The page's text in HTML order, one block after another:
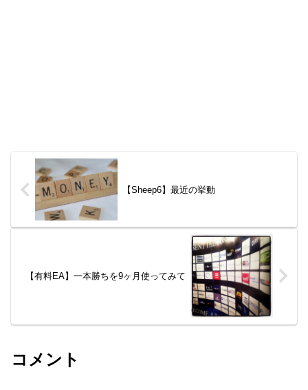
【Sheep6】最近の挙動
【有料EA】一本勝ちを9ヶ月使ってみて
コメント